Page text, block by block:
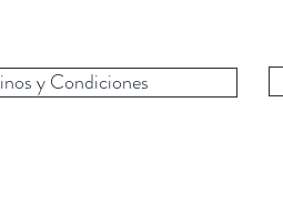
y Condiciones